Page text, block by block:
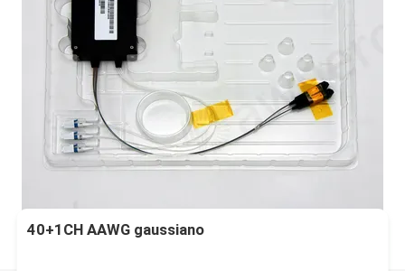
40+1CH AAWG gaussiano